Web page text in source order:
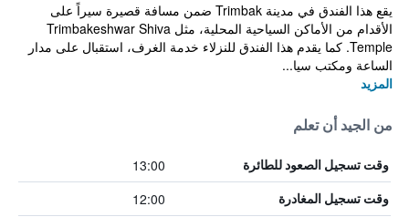
يقع هذا الفندق في مدينة Trimbak ضمن مسافة قصيرة سيراً على
الأقدام من الأماكن السياحية المحلية، مثل Trimbakeshwar Shiva
Temple. كما يقدم هذا الفندق للنزلاء خدمة الغرف، استقبال على مدار
الساعة ومكتب سيا...
المزيد
من الجيد أن تعلم
وقت تسجيل الصعود للطائرة 13:00
وقت تسجيل المغادرة 12:00